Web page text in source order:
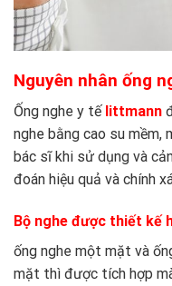
Nguyên nhân ống
Ống nghe y tế littmann
nghe bằng cao su mềm,
bác sĩ khi sử dụng và
đoán hiệu quả và chính
Bộ nghe được thiết kế
ống nghe một mặt và
mặt thì được tích hợp